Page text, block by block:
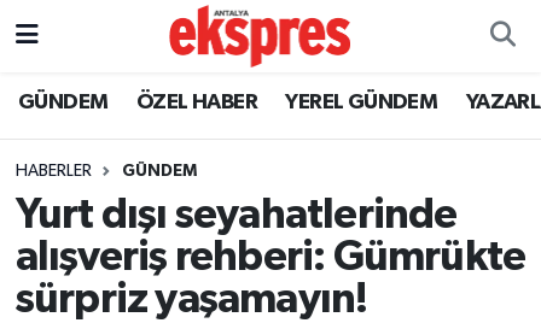
GÜNDEM ÖZEL HABER YEREL GÜNDEM
HABERLER GÜNDEM
Yurt dışı seyahatlerinde
alışveriş rehberi: Gümrükte
sürpriz yaşamayın!
ÖZEL HABER
YEREL GÜNDEM
EKONOMİ
Nöbetçi Eczaneler
Trafik Durumu
Süper Lig Puan Durumu ve Fikstür